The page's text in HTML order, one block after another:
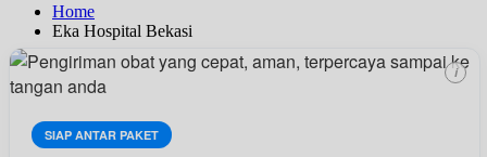
Home
Eka Hospital Bekasi
SIAP ANTAR PAKET
i